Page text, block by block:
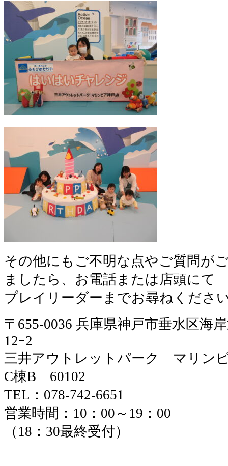
その他にもご不明な点やご質問が
ましたら、お電話または店頭にて
プレイリーダーまでお尋ねくださ
〒655-0036 兵庫県神戸市垂水区海
12ｰ2
三井アウトレットパーク マリン
C棟B 60102
TEL：078-742-6651
営業時間：10：00～19：00
（18：30最終受付）